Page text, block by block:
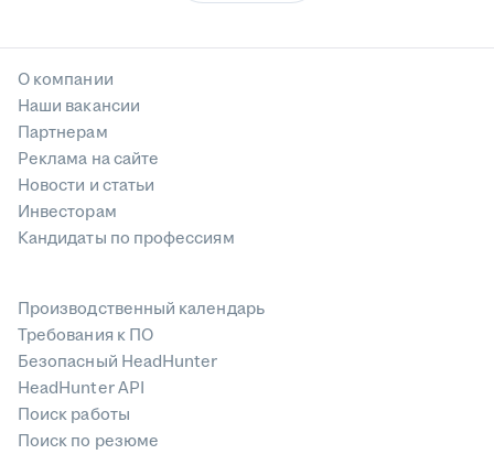
О компании
Наши вакансии
Партнерам
Реклама на сайте
Новости и статьи
Инвесторам
Кандидаты по профессиям
Производственный календарь
Требования к ПО
Безопасный HeadHunter
HeadHunter API
Поиск работы
Поиск по резюме